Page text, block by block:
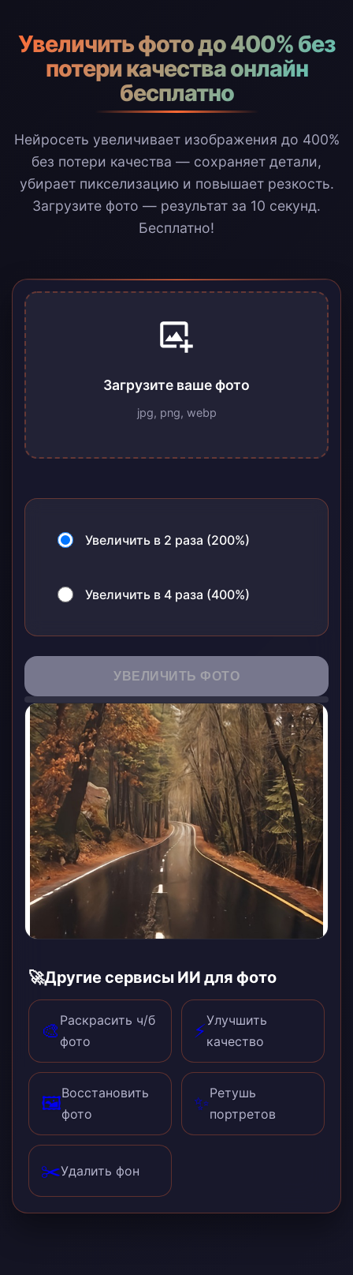
Увеличить фото до 400% без
потери качества онлайн
бесплатно
Нейросеть увеличивает изображения до 400%
без потери качества — сохраняет детали,
убирает пикселизацию и повышает резкость.
Загрузите фото — результат за 10 секунд.
Бесплатно!
Загрузите ваше фото
jpg, png, webp
Увеличить в 2 раза (200%)
Увеличить в 4 раза (400%)
УВЕЛИЧИТЬ ФОТО
🚀Другие сервисы ИИ для фото
🎨 Раскрасить ч/б
фото
⚡Улучшить
качество
🖼️Восстановить
фото
✨Ретушь
портретов
✂️Удалить фон